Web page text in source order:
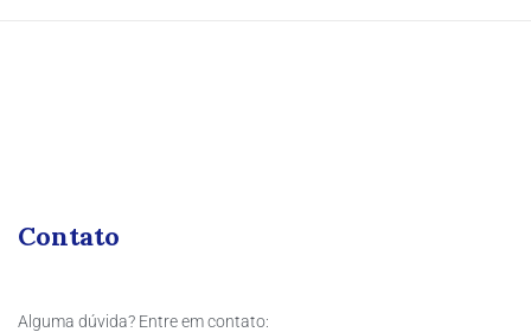
Contato
Alguma dúvida? Entre em contato: